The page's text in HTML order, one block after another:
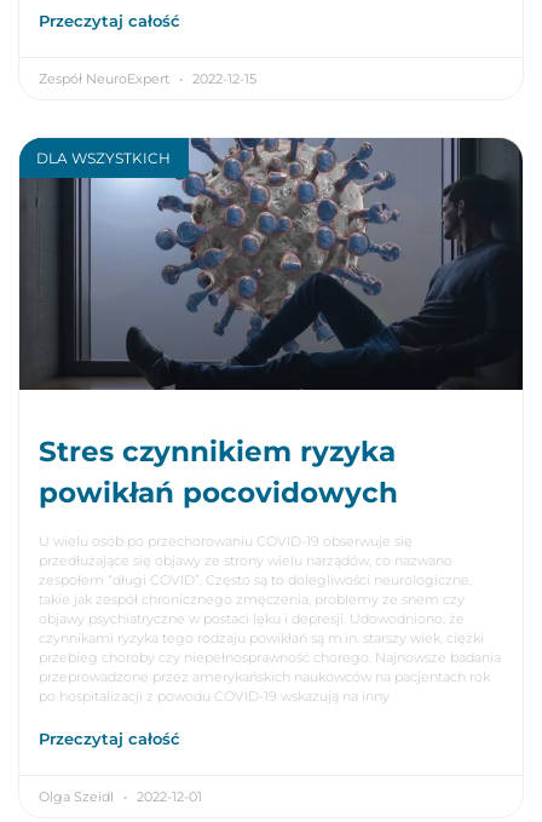
Przeczytaj całość
Zespół NeuroExpert 2022-12-15
DLA WSZYSTKICH
Stres czynnikiem ryzyka
powikłań pocovidowych
U wielu osób po przechorowaniu COVID-19 obserwuje się
przedłużające się objawy ze strony wielu narządów, co nazwano
zespołem “długi COVID”. Często są to dolegliwości neurologiczne,
takie jak zespół chronicznego zmęczenia, problemy ze snem czy
objawy psychiatryczne w postaci lęku i depresji. Udowodniono, że
czynnikami ryzyka tego rodzaju powikłań są m.in. starszy wiek, ciężki
przebieg choroby czy niepełnosprawność chorego. Najnowsze badania
przeprowadzone przez amerykańskich naukowców na pacjentach rok
po hospitalizacji z powodu COVID-19 wskazują na inny
Przeczytaj całość
Olga Szeidl 2022-12-01